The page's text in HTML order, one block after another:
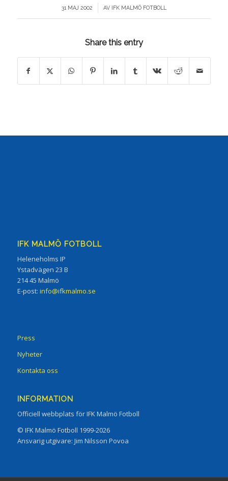
31 MAJ 2002
/ AV IFK MALMÖ FOTBOLL
Share this entry
IFK MALMÖ FOTBOLL
Heleneholms IP
Ystadvägen 23 B
214 45 Malmö
E-post: info@ifkmalmo.se
Press
Nyheter
Kontakta oss
INFORMATION
Officiell webbplats för IFK Malmö Fotboll
© IFK Malmö Fotboll 1999-2026
Ansvarig utgivare: Jim Nilsson Povoa